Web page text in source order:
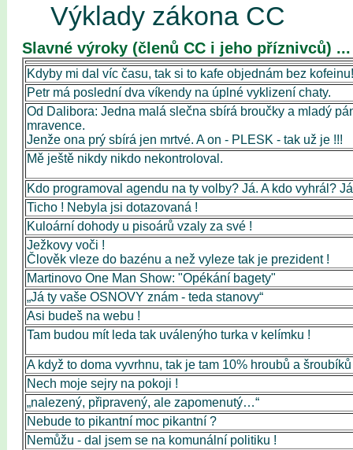
Výklady zákona CC
Slavné výroky (členů CC i jeho příznivců)
Kdyby mi dal víc času, tak si to kafe objednám bez kofeinu!
Petr má poslední dva víkendy na úplné vyklizení chaty.
Od Dalibora: Jedna malá slečna sbírá broučky a mladý
mravence.
Jenže ona prý sbírá jen mrtvé. A on - PLESK - tak už je !!!
Mě ještě nikdy nikdo nekontroloval.
Kdo programoval agendu na ty volby? Já. A kdo vyhrál?
Ticho ! Nebyla jsi dotazovaná !
Kuloární dohody u pisoárů vzaly za své !
Ježkovy voči !
Člověk vleze do bazénu a než vyleze tak je prezident !
Martinovo One Man Show: "Opékání bagety"
„Já ty vaše OSNOVY znám - teda stanovy“
Asi budeš na webu !
Tam budou mít leda tak uválenýho turka v kelímku !
A když to doma vyvrhnu, tak je tam 10% hroubů a šroubíků
Nech moje sejry na pokoji !
„nalezený, připravený, ale zapomenutý…“
Nebude to pikantní moc pikantní ?
Nemůžu - dal jsem se na komunální politiku !